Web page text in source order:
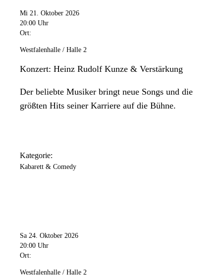
Mi 21. Oktober 2026
20:00 Uhr
Ort:
Westfalenhalle / Halle 2
Konzert: Heinz Rudolf Kunze & Verstärkung
Der beliebte Musiker bringt neue Songs und die
größten Hits seiner Karriere auf die Bühne.
Kategorie:
Kabarett & Comedy
Sa 24. Oktober 2026
20:00 Uhr
Ort:
Westfalenhalle / Halle 2